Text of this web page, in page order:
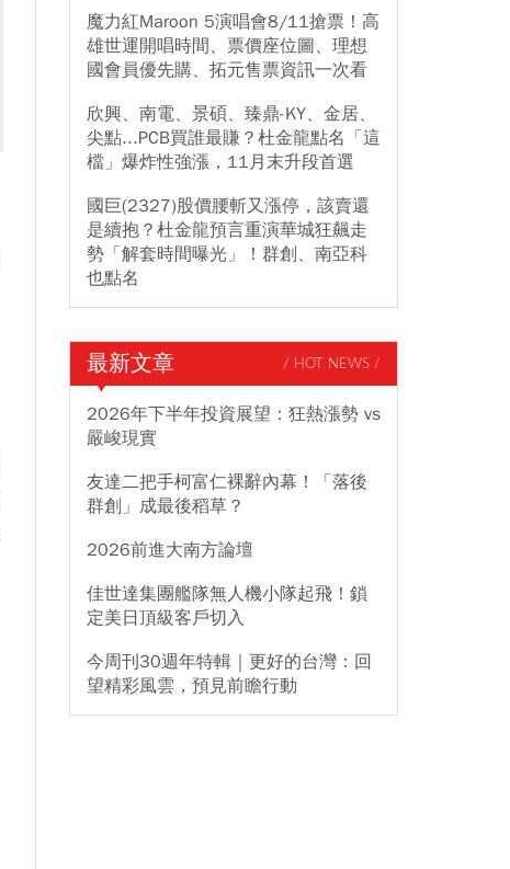
魔力紅Maroon 5演唱會8/11搶票！高
雄世運開唱時間、票價座位圖、理想
國會員優先購、拓元售票資訊一次看
欣興、南電、景碩、臻鼎-KY、金居、
尖點...PCB買誰最賺？杜金龍點名「這
檔」爆炸性強漲，11月末升段首選
國巨(2327)股價腰斬又漲停，該賣還
是續抱？杜金龍預言重演華城狂飆走
勢「解套時間曝光」！群創、南亞科
也點名
最新文章 / HOT NEWS /
2026年下半年投資展望：狂熱漲勢 vs
嚴峻現實
友達二把手柯富仁裸辭內幕！「落後
群創」成最後稻草？
2026前進大南方論壇
佳世達集團艦隊無人機小隊起飛！鎖
定美日頂級客戶切入
今周刊30週年特輯｜更好的台灣：回
望精彩風雲，預見前瞻行動